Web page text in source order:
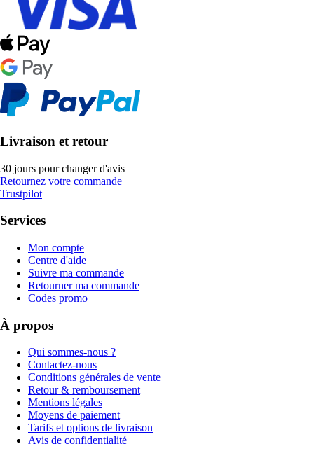
Livraison et retour
30 jours pour changer d'avis
Retournez votre commande
Trustpilot
Services
Mon compte
Centre d'aide
Suivre ma commande
Retourner ma commande
Codes promo
À propos
Qui sommes-nous ?
Contactez-nous
Conditions générales de vente
Retour & remboursement
Mentions légales
Moyens de paiement
Tarifs et options de livraison
Avis de confidentialité